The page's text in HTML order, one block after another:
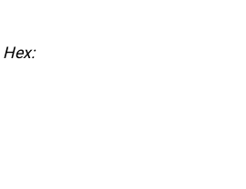
Hex: